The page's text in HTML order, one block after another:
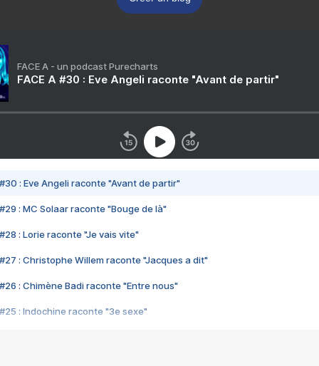
FACE A - un podcast Purecharts
FACE A #30 : Eve Angeli raconte "Avant de partir"
#30 : Eve Angeli raconte "Avant de partir"
#29 : MC Solaar raconte "Bouge de là"
#28 : Lorie raconte "Je vais vite"
#27 : Christophe Willem raconte "Jacques a dit"
#26 : Chimène Badi raconte "Entre nous"
#25 : Indochine raconte "3e sexe"